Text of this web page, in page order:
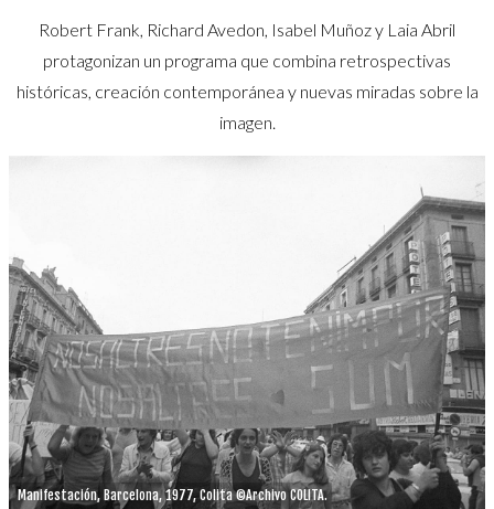
Robert Frank, Richard Avedon, Isabel Muñoz y Laia Abril
protagonizan un programa que combina retrospectivas
históricas, creación contemporánea y nuevas miradas sobre la
imagen.
Manifestación, Barcelona, 1977, Colita ©Archivo COLITA.